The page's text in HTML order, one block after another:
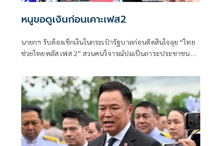
หนูขอดูเงินก่อนเคาะเฟส2
นายกฯ รับต้องเช็กเงินในกระเป๋ารัฐบาลก่อนตัดสินใจลุย “ไทย
ช่วยไทยพลัส เฟส 2” สวนคนวิจารณ์ปมเป็นภาระประชาชน ชี้
ไทยพลัสหรือไม่